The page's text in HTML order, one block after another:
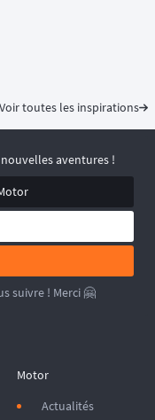
Voir toutes les inspirations
aventures !
suivre ! Merci 🤗
Motor
Actualités